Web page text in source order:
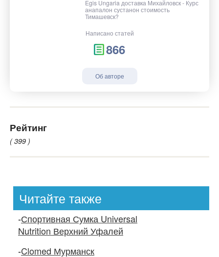
Egis Ungaria доставка Михайловск - Курс
анапалон сустанон стоимость
Тимашевск?
Написано статей
866
Об авторе
Рейтинг
( 399 )
Читайте также
-Спортивная Сумка Universal
Nutrition Верхний Уфалей
-Clomed Мурманск